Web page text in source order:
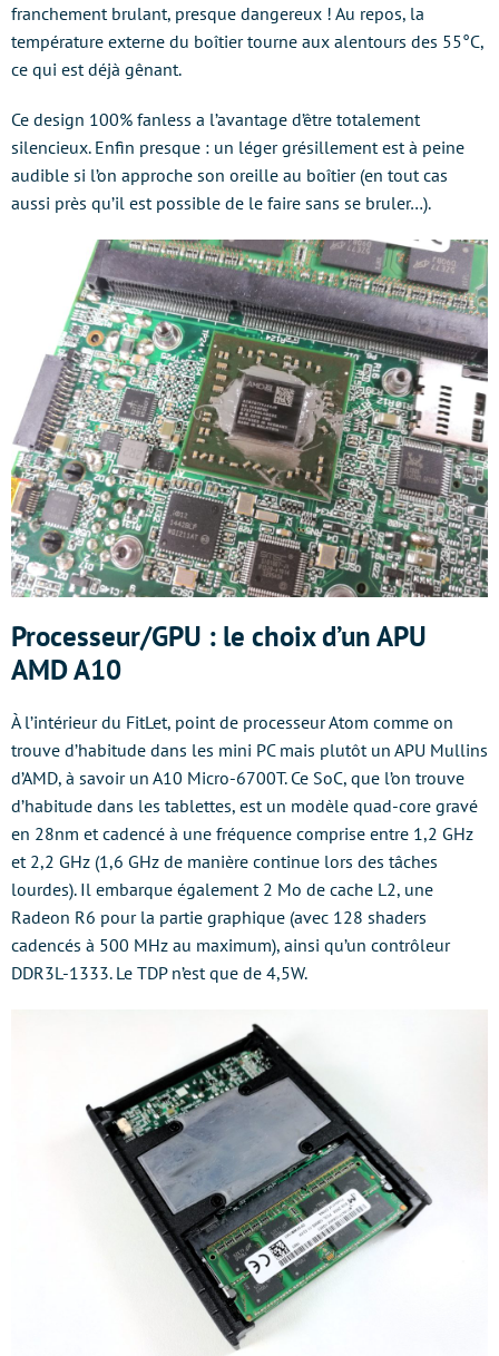
franchement brulant, presque dangereux ! Au repos, la
température externe du boîtier tourne aux alentours des 55°C,
ce qui est déjà gênant.
Ce design 100% fanless a l’avantage d’être totalement
silencieux. Enfin presque : un léger grésillement est à peine
audible si l’on approche son oreille au boîtier (en tout cas
aussi près qu’il est possible de le faire sans se bruler…).
Processeur/GPU : le choix d’un APU
AMD A10
À l’intérieur du FitLet, point de processeur Atom comme on
trouve d’habitude dans les mini PC mais plutôt un APU Mullins
d’AMD, à savoir un A10 Micro-6700T. Ce SoC, que l’on trouve
d’habitude dans les tablettes, est un modèle quad-core gravé
en 28nm et cadencé à une fréquence comprise entre 1,2 GHz
et 2,2 GHz (1,6 GHz de manière continue lors des tâches
lourdes). Il embarque également 2 Mo de cache L2, une
Radeon R6 pour la partie graphique (avec 128 shaders
cadencés à 500 MHz au maximum), ainsi qu’un contrôleur
DDR3L-1333. Le TDP n’est que de 4,5W.